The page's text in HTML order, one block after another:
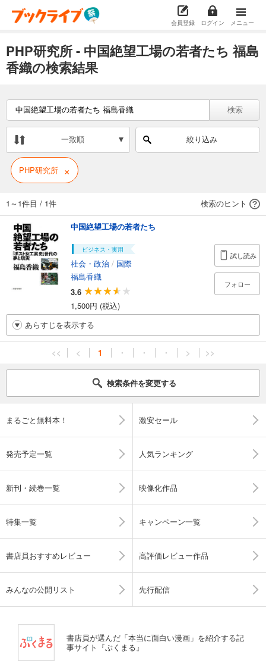
会員登録 ログイン メニュー
PHP研究所 - 中国絶望工場の若者たち 福島
香織の検索結果
検索
一致順 絞り込み
PHP研究所 ×
1～1件目 / 1件 検索のヒント
中国絶望工場の若者たち
ビジネス・実用
社会・政治 / 国際
福島香織
3.6
1,500円 (税込)
試し読み
フォロー
あらすじを表示する
<< < 1 ・ ・ ・ > >>
検索条件を変更する
まるごと無料本！ 激安セール
発売予定一覧 人気ランキング
新刊・続巻一覧 映像化作品
特集一覧 キャンペーン一覧
書店員おすすめレビュー 高評価レビュー作品
みんなの公開リスト 先行配信
書店員が選んだ「本当に面白い漫画」を紹介する記
事サイト『ぶくまる』